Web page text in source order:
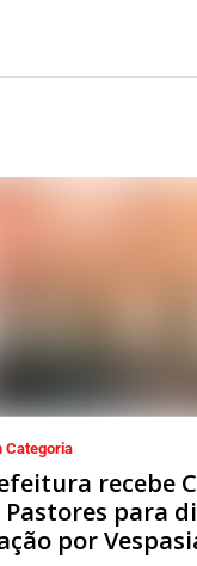
Categoria
recebe
Pastores para
por